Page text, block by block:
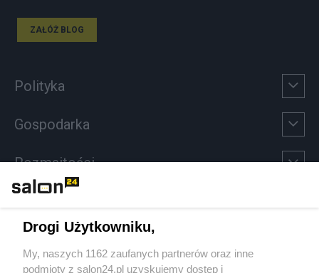
ZAŁÓŻ BLOG
Polityka
Gospodarka
Rozmaitości
Sport
Drogi Użytkowniku,
My, naszych 1162 zaufanych partnerów oraz inne
podmioty z salon24.pl uzyskujemy dostęp i